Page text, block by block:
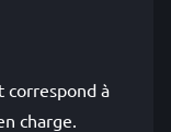
correspond à
charge.